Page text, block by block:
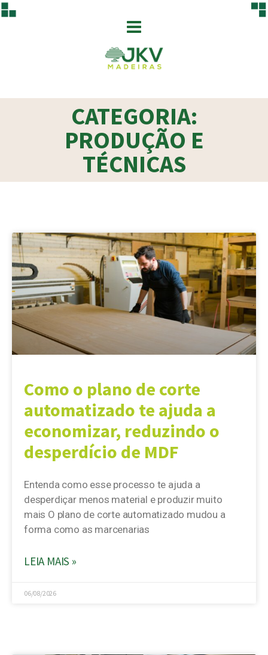
CATEGORIA:
PRODUÇÃO E
TÉCNICAS
Como o plano de corte
automatizado te ajuda a
economizar, reduzindo o
desperdício de MDF
Entenda como esse processo te ajuda a
desperdiçar menos material e produzir muito
mais O plano de corte automatizado mudou a
forma como as marcenarias
LEIA MAIS »
06/08/2026